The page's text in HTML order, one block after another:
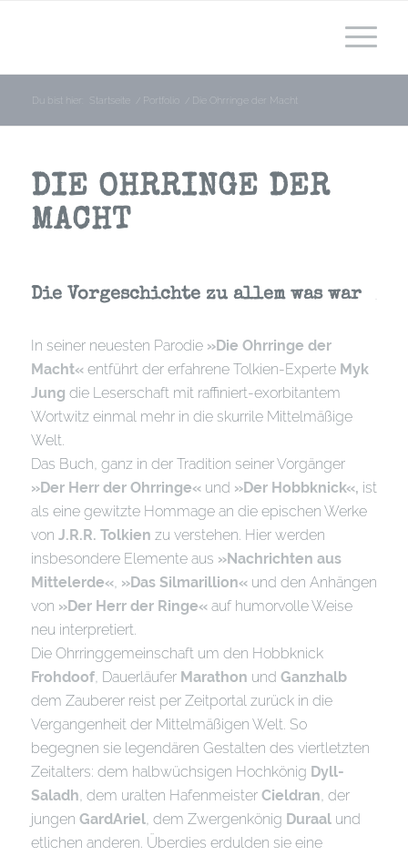
Du bist hier: Startseite Portfolio Die Ohrringe der Macht
DIE OHRRINGE DER
MACHT
Die Vorgeschichte zu allem was war
In seiner neuesten Parodie »Die Ohrringe der
Macht«entführt der erfahrene Tolkien-Experte Myk
Jung die Leserschaft mit raffiniert-exorbitantem
Wortwitz einmal mehr in die skurrile Mittelmäßige
Welt.
Das Buch, ganz in der Tradition seiner Vorgänger
»Der Herr der Ohrringe«und »Der Hobbknick«, ist
als eine gewitzte Hommage an die epischen Werke
von J.R.R. Tolkien zu verstehen. Hier werden
insbesondere Elemente aus »Nachrichten aus
Mittelerde«, »Das Silmarillion«und den Anhängen
von »Der Herr der Ringe«auf humorvolle Weise
neu interpretiert.
Die Ohrringgemeinschaft um den Hobbknick
Frohdoof, Dauerläufer Marathon und Ganzhalb
dem Zauberer reist per Zeitportal zurück in die
Vergangenheit der Mittelmäßigen Welt. So
begegnen sie legendären Gestalten des viertletzten
Zeitalters: dem halbwüchsigen Hochkönig Dyll-
Saladh, dem uralten Hafenmeister Cieldran, der
jungen GardAriel, dem Zwergenkönig Duraalund
etlichen anderen. Überdies erdulden sie eine